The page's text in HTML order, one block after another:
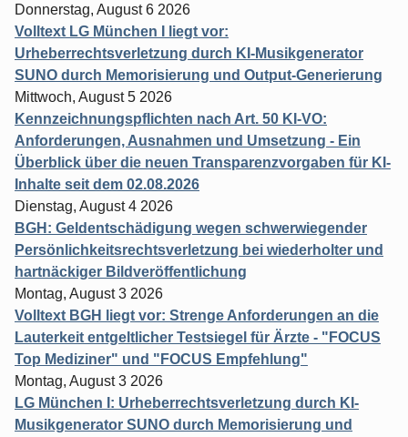
Donnerstag, August 6 2026
Volltext LG München I liegt vor:
Urheberrechtsverletzung durch KI-Musikgenerator
SUNO durch Memorisierung und Output-Generierung
Mittwoch, August 5 2026
Kennzeichnungspflichten nach Art. 50 KI-VO:
Anforderungen, Ausnahmen und Umsetzung - Ein
Überblick über die neuen Transparenzvorgaben für KI-
Inhalte seit dem 02.08.2026
Dienstag, August 4 2026
BGH: Geldentschädigung wegen schwerwiegender
Persönlichkeitsrechtsverletzung bei wiederholter und
hartnäckiger Bildveröffentlichung
Montag, August 3 2026
Volltext BGH liegt vor: Strenge Anforderungen an die
Lauterkeit entgeltlicher Testsiegel für Ärzte - "FOCUS
Top Mediziner" und "FOCUS Empfehlung"
Montag, August 3 2026
LG München I: Urheberrechtsverletzung durch KI-
Musikgenerator SUNO durch Memorisierung und